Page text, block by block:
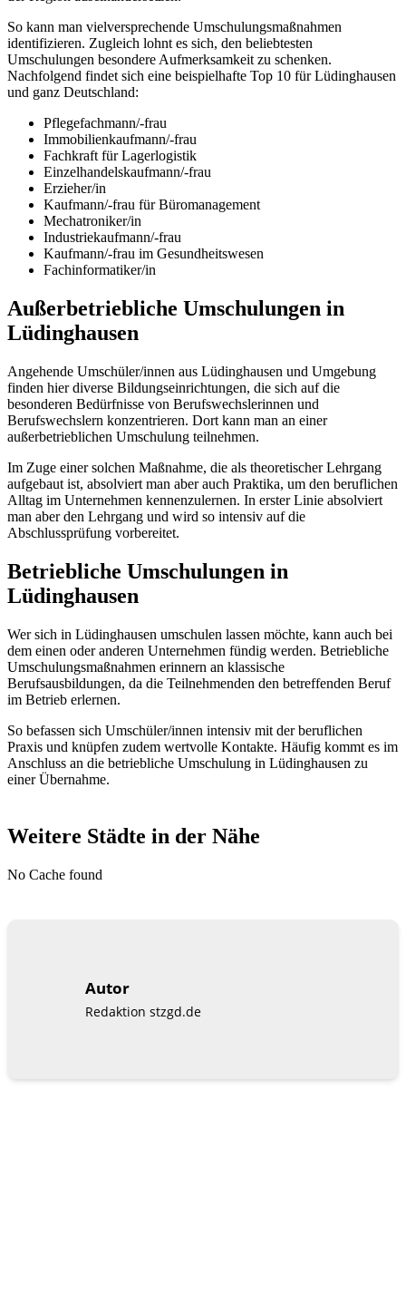
So kann man vielversprechende Umschulungsmaßnahmen
identifizieren. Zugleich lohnt es sich, den beliebtesten
Umschulungen besondere Aufmerksamkeit zu schenken.
Nachfolgend findet sich eine beispielhafte Top 10 für Lüdinghausen
und ganz Deutschland:
Pflegefachmann/-frau
Immobilienkaufmann/-frau
Fachkraft für Lagerlogistik
Einzelhandelskaufmann/-frau
Erzieher/in
Kaufmann/-frau für Büromanagement
Mechatroniker/in
Industriekaufmann/-frau
Kaufmann/-frau im Gesundheitswesen
Fachinformatiker/in
Außerbetriebliche Umschulungen in
Lüdinghausen
Angehende Umschüler/innen aus Lüdinghausen und Umgebung
finden hier diverse Bildungseinrichtungen, die sich auf die
besonderen Bedürfnisse von Berufswechslerinnen und
Berufswechslern konzentrieren. Dort kann man an einer
außerbetrieblichen Umschulung teilnehmen.
Im Zuge einer solchen Maßnahme, die als theoretischer Lehrgang
aufgebaut ist, absolviert man aber auch Praktika, um den beruflichen
Alltag im Unternehmen kennenzulernen. In erster Linie absolviert
man aber den Lehrgang und wird so intensiv auf die
Abschlussprüfung vorbereitet.
Betriebliche Umschulungen in
Lüdinghausen
Wer sich in Lüdinghausen umschulen lassen möchte, kann auch bei
dem einen oder anderen Unternehmen fündig werden. Betriebliche
Umschulungsmaßnahmen erinnern an klassische
Berufsausbildungen, da die Teilnehmenden den betreffenden Beruf
im Betrieb erlernen.
So befassen sich Umschüler/innen intensiv mit der beruflichen
Praxis und knüpfen zudem wertvolle Kontakte. Häufig kommt es im
Anschluss an die betriebliche Umschulung in Lüdinghausen zu
einer Übernahme.
Weitere Städte in der Nähe
No Cache found
Autor
Redaktion stzgd.de